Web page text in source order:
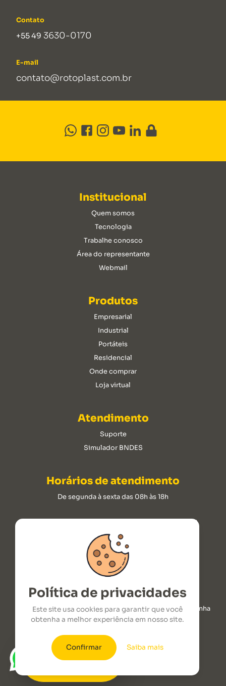
Contato
+55 49 3630-0170
E-mail
contato@rotoplast.com.br
Institucional
Quem somos
Tecnologia
Trabalhe conosco
Área do representante
Webmail
Produtos
Empresarial
Industrial
Portáteis
Residencial
Onde comprar
Loja virtual
Atendimento
Suporte
Simulador BNDES
Horários de atendimento
De segunda à sexta das 08h às 18h
ROTOPLAST INDUSTRIA DE CLIMATIZADORES LTDA
2026 © Todos os Direitos Reservados
ROD. SC 492 Juarez Domingos Vicari - Km 1,7 - Linha
Poleto Maravilha, SC, CEP: 89874-000
COMPRE AGORA
seu climatizador
Política de privacidades
Este site usa cookies para garantir que você
obtenha a melhor experiência em nosso site.
Confirmar Saiba mais